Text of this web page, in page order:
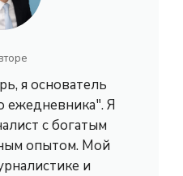
я основатель
ежедневника". Я
с богатым
опытом. Мой
и